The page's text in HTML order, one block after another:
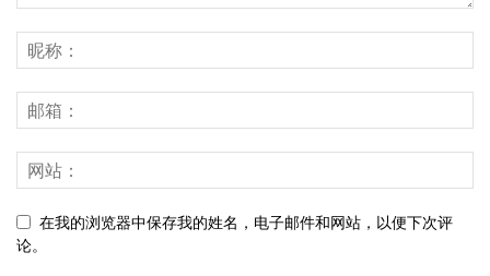
在我的浏览器中保存我的姓名，电子邮件和网站，以便下次评
论。